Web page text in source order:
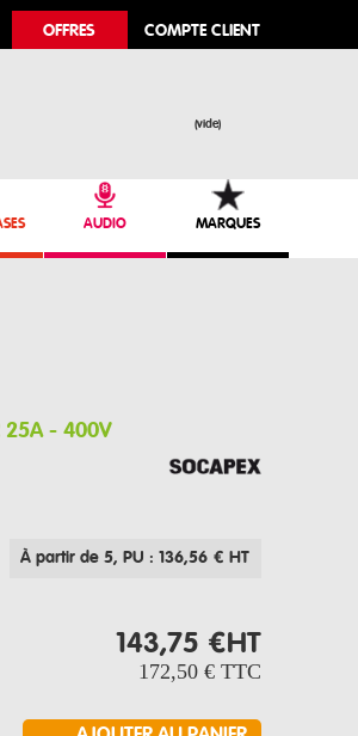
OFFRES COMPTE CLIENT
(vide)
AUDIO MARQUES
25A - 400V
À partir de 5, PU : 136,56 € HT
143,75 €HT
172,50 € TTC